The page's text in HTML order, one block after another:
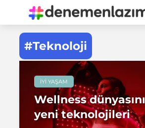
#Teknoloji
İYI YAŞAM
Wellness
yeni teknolojileri